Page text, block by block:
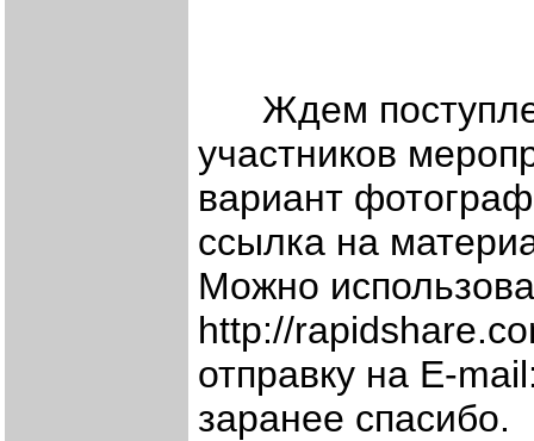
Ждем
участников
вариант
ссылка на
Можно
http://
отправку на E-
заранее спасибо.